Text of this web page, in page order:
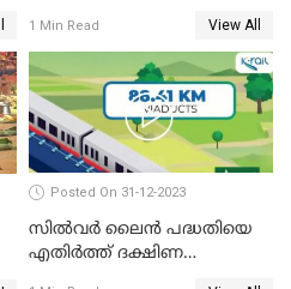
പി ഔസേപ്പ്
1 Min Read View All
Posted On 31-12-2023
സില്‍വര്‍ ലൈന്‍ പദ്ധതിയെ
എതിര്‍ത്ത് ദക്ഷിണ